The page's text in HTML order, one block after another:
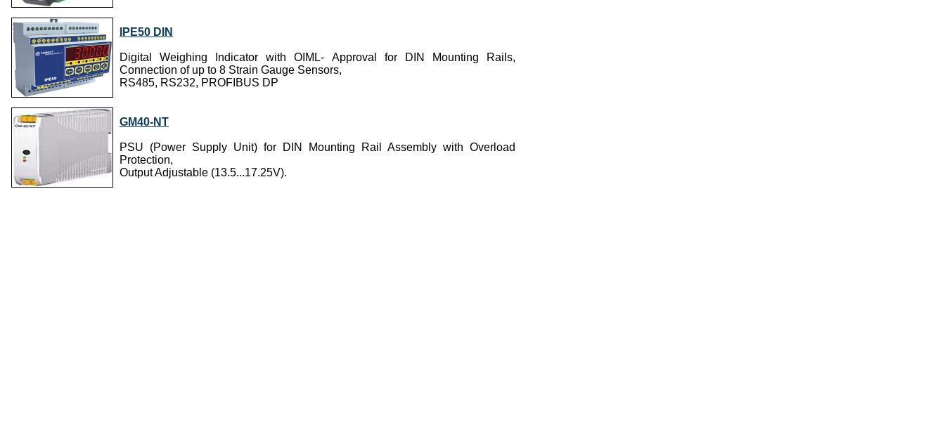
IPE50 DIN
Digital Weighing Indicator with OIML- Approval for DIN Mounting Rails,
Connection of up to 8 Strain Gauge Sensors,
RS485, RS232, PROFIBUS DP
GM40-NT
PSU (Power Supply Unit) for DIN Mounting Rail Assembly with Overload
Protection,
Output Adjustable (13.5...17.25V).